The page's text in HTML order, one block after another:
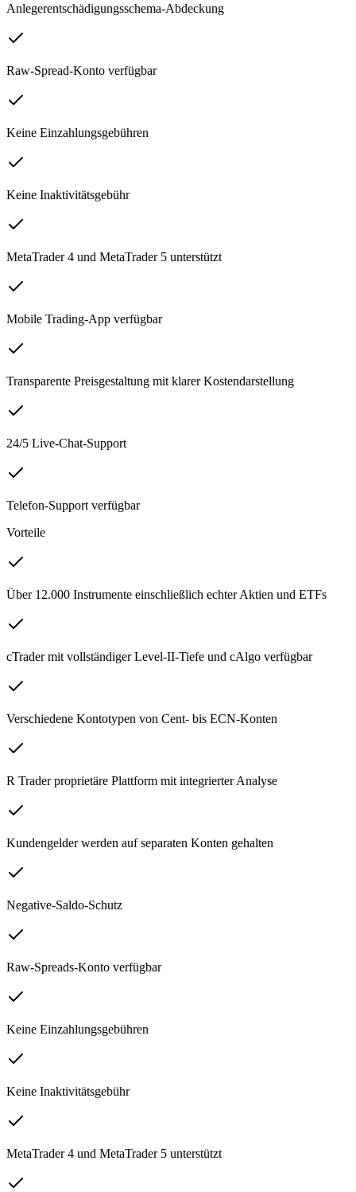
Anlegerentschädigungsschema-Abdeckung
Raw-Spread-Konto verfügbar
Keine Einzahlungsgebühren
Keine Inaktivitätsgebühr
MetaTrader 4 und MetaTrader 5 unterstützt
Mobile Trading-App verfügbar
Transparente Preisgestaltung mit klarer Kostendarstellung
24/5 Live-Chat-Support
Telefon-Support verfügbar
Vorteile
Über 12.000 Instrumente einschließlich echter Aktien und ETFs
cTrader mit vollständiger Level-II-Tiefe und cAlgo verfügbar
Verschiedene Kontotypen von Cent- bis ECN-Konten
R Trader proprietäre Plattform mit integrierter Analyse
Kundengelder werden auf separaten Konten gehalten
Negative-Saldo-Schutz
Raw-Spreads-Konto verfügbar
Keine Einzahlungsgebühren
Keine Inaktivitätsgebühr
MetaTrader 4 und MetaTrader 5 unterstützt